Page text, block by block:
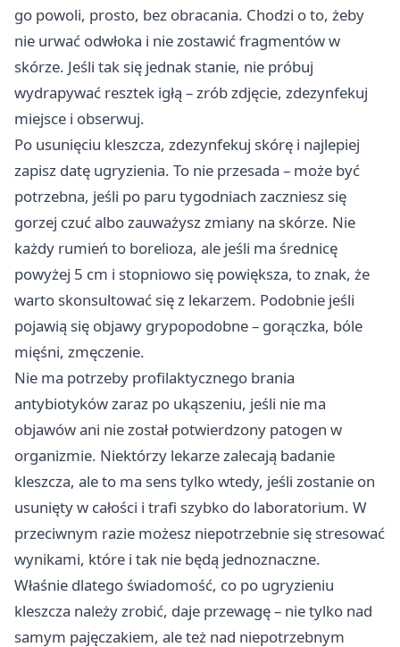
go powoli, prosto, bez obracania. Chodzi o to, żeby
nie urwać odwłoka i nie zostawić fragmentów w
skórze. Jeśli tak się jednak stanie, nie próbuj
wydrapywać resztek igłą – zrób zdjęcie, zdezynfekuj
miejsce i obserwuj.
Po usunięciu kleszcza, zdezynfekuj skórę i najlepiej
zapisz datę ugryzienia. To nie przesada – może być
potrzebna, jeśli po paru tygodniach zaczniesz się
gorzej czuć albo zauważysz zmiany na skórze. Nie
każdy rumień to borelioza, ale jeśli ma średnicę
powyżej 5 cm i stopniowo się powiększa, to znak, że
warto skonsultować się z lekarzem. Podobnie jeśli
pojawią się objawy grypopodobne – gorączka, bóle
mięśni, zmęczenie.
Nie ma potrzeby profilaktycznego brania
antybiotyków zaraz po ukąszeniu, jeśli nie ma
objawów ani nie został potwierdzony patogen w
organizmie. Niektórzy lekarze zalecają badanie
kleszcza, ale to ma sens tylko wtedy, jeśli zostanie on
usunięty w całości i trafi szybko do laboratorium. W
przeciwnym razie możesz niepotrzebnie się stresować
wynikami, które i tak nie będą jednoznaczne.
Właśnie dlatego świadomość, co po ugryzieniu
kleszcza należy zrobić, daje przewagę – nie tylko nad
samym pajęczakiem, ale też nad niepotrzebnym